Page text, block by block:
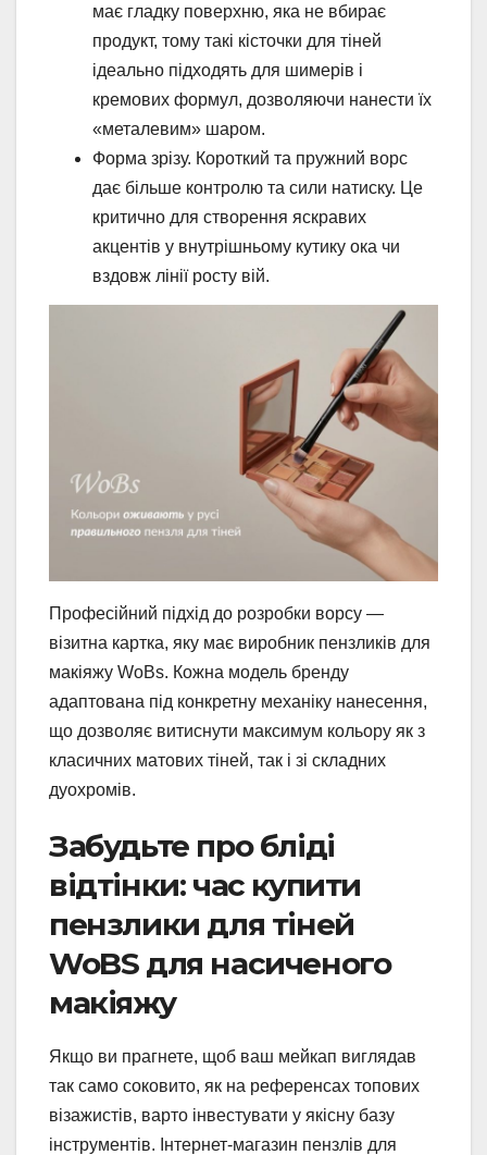
має гладку поверхню, яка не вбирає
продукт, тому такі кісточки для тіней
ідеально підходять для шимерів і
кремових формул, дозволяючи нанести їх
«металевим» шаром.
Форма зрізу. Короткий та пружний ворс
дає більше контролю та сили натиску. Це
критично для створення яскравих
акцентів у внутрішньому кутику ока чи
вздовж лінії росту вій.
Професійний підхід до розробки ворсу —
візитна картка, яку має виробник пензликів для
макіяжу WoBs. Кожна модель бренду
адаптована під конкретну механіку нанесення,
що дозволяє витиснути максимум кольору як з
класичних матових тіней, так і зі складних
дуохромів.
Забудьте про бліді
відтінки: час купити
пензлики для тіней
WoBS для насиченого
макіяжу
Якщо ви прагнете, щоб ваш мейкап виглядав
так само соковито, як на референсах топових
візажистів, варто інвестувати у якісну базу
інструментів. Інтернет-магазин пензлів для